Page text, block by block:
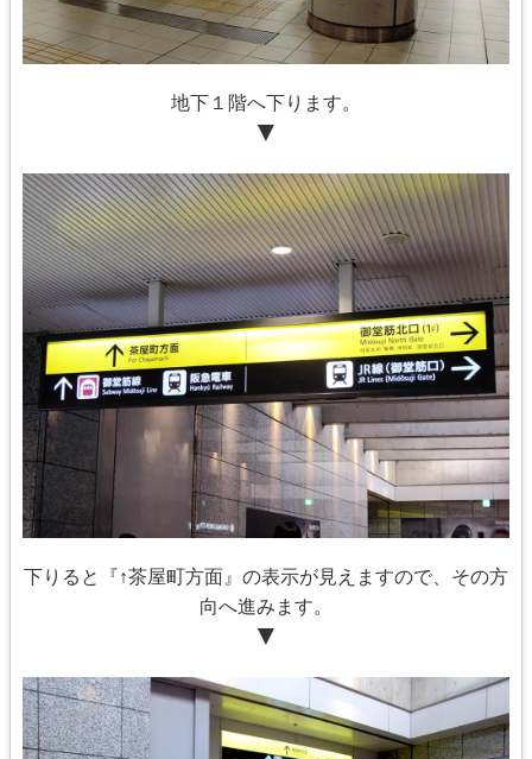
地下１階へ下ります。
▼
下りると『↑茶屋町方面』の表示が見えますので、その方
向へ進みます。
▼